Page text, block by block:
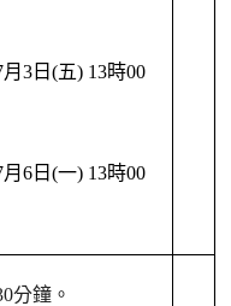
月 3 日 (五) 13時00
月 6 日 (一) 13時00
分鐘。